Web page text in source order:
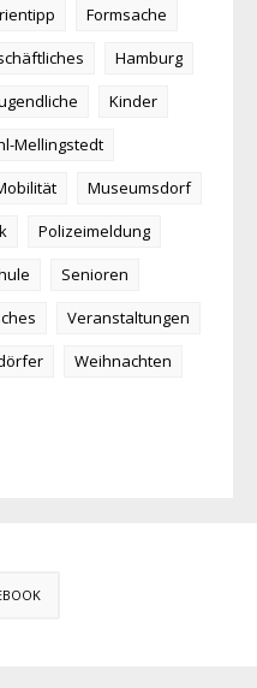
Formsache
Hamburg
Kinder
Mellingstedt
Museumsdorf
Polizeimeldung
Senioren
Veranstaltungen
Weihnachten